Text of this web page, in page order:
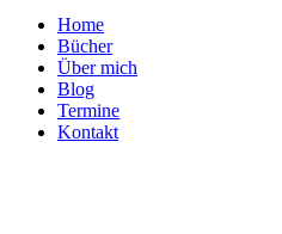
Home
Bücher
Über mich
Blog
Termine
Kontakt